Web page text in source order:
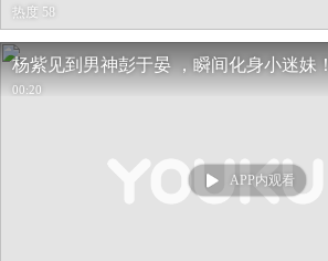
热度 58
杨紫见到男神彭于晏 ，瞬间化身小迷妹！
00:20
APP内观看